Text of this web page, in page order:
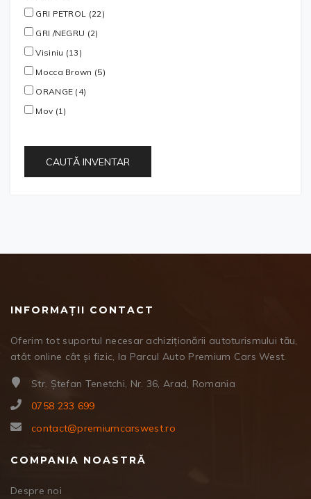
GRI PETROL (22)
GRI /NEGRU (2)
Visiniu (13)
Mocca Brown (5)
ORANGE (4)
Mov (1)
CAUTĂ INVENTAR
INFORMAȚII CONTACT
Oferim tot suportul necesar achiziționării autoturismului tău,
atât online cât și fizic, la Parcul Auto Premium Cars West.
Str. Ștefan Tenetchi, Nr. 36, Arad, Romania
0758 233 699
contact@premiumcarswest.ro
COMPANIA NOASTRĂ
Despre noi